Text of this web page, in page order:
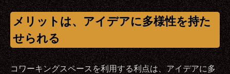
メリットは、アイデアに多様性を持た
せられる
コワーキングスペースを利用する利点は、アイデアに多